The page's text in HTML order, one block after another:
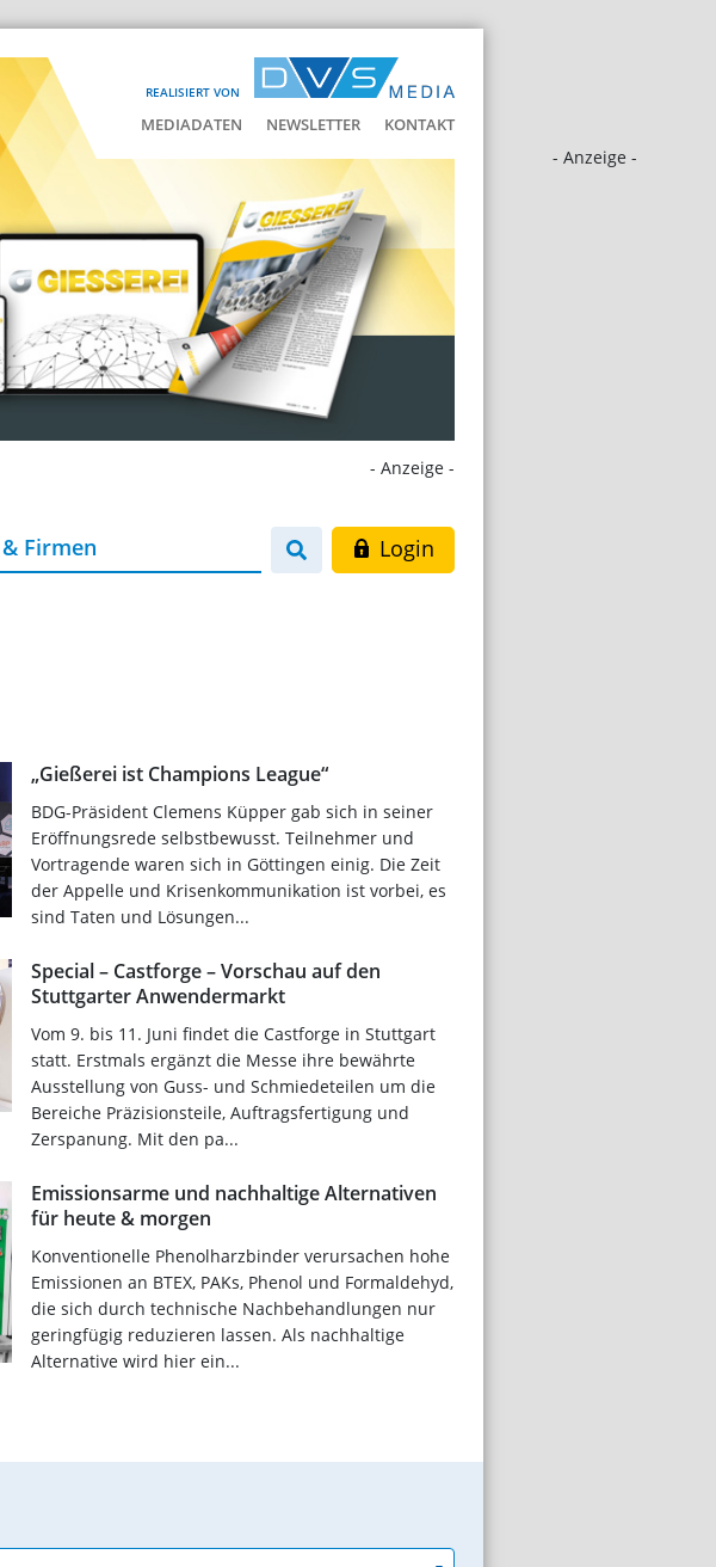
REALISIERT VON
MEDIADATEN NEWSLETTER KONTAKT
- Anzeige -
- Anzeige -
Firmen Login
„Gießerei ist Champions League“
BDG-Präsident Clemens Küpper gab sich in seiner
Eröffnungsrede selbstbewusst. Teilnehmer und
Vortragende waren sich in Göttingen einig. Die Zeit
der Appelle und Krisenkommunikation ist vorbei, es
sind Taten und Lösungen...
Special – Castforge – Vorschau auf den
Stuttgarter Anwendermarkt
Vom 9. bis 11. Juni findet die Castforge in Stuttgart
statt. Erstmals ergänzt die Messe ihre bewährte
Ausstellung von Guss- und Schmiedeteilen um die
Bereiche Präzisionsteile, Auftragsfertigung und
Zerspanung. Mit den pa...
Emissionsarme und nachhaltige Alternativen
für heute & morgen
Konventionelle Phenolharzbinder verursachen hohe
Emissionen an BTEX, PAKs, Phenol und Formaldehyd,
die sich durch technische Nachbehandlungen nur
geringfügig reduzieren lassen. Als nachhaltige
Alternative wird hier ein...